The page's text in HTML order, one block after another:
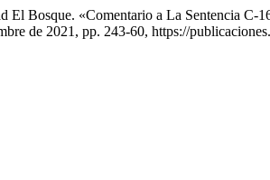
Bosque. «Comentario a La Sentencia C-
de 2021, pp. 243-60, https://